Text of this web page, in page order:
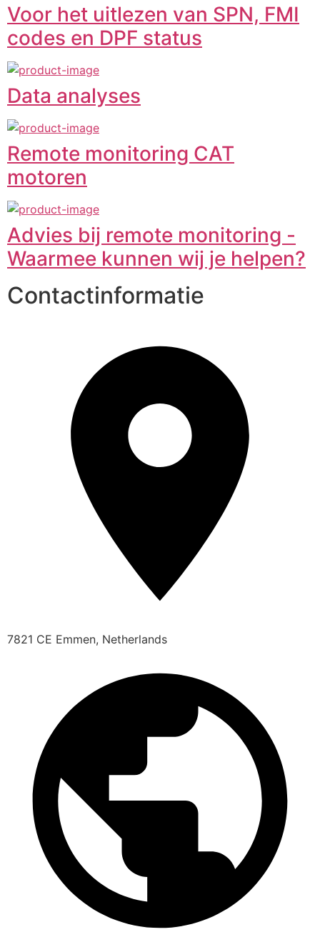
Voor het uitlezen van SPN, FMI
codes en DPF status
Data analyses
Remote monitoring CAT
motoren
Advies bij remote monitoring -
Waarmee kunnen wij je helpen?
Contactinformatie
7821 CE Emmen, Netherlands